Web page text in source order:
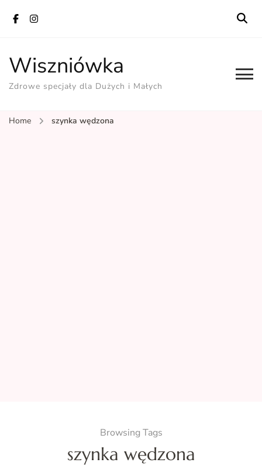
Wiszniówka
Zdrowe specjały dla Dużych i Małych
Home szynka wędzona
Browsing Tags
szynka wędzona